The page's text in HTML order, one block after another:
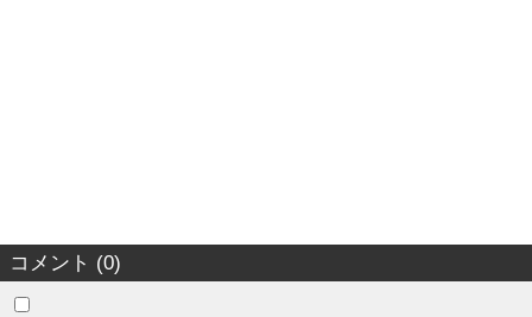
コメント (0)